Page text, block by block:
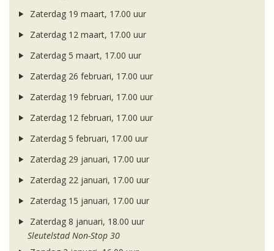
Zaterdag 19 maart, 17.00 uur
Zaterdag 12 maart, 17.00 uur
Zaterdag 5 maart, 17.00 uur
Zaterdag 26 februari, 17.00 uur
Zaterdag 19 februari, 17.00 uur
Zaterdag 12 februari, 17.00 uur
Zaterdag 5 februari, 17.00 uur
Zaterdag 29 januari, 17.00 uur
Zaterdag 22 januari, 17.00 uur
Zaterdag 15 januari, 17.00 uur
Zaterdag 8 januari, 18.00 uur
Sleutelstad Non-Stop 30